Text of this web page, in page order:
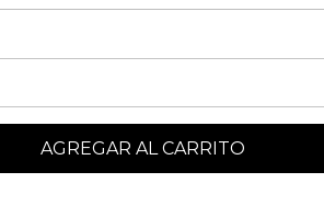
AGREGAR AL CARRITO